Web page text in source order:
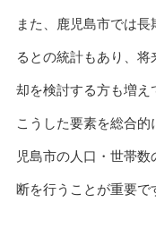
また、鹿児島市では
るとの統計もあり、
却を検討する方も増え
こうした要素を総合
児島市の人口・世帯
断を行うことが重要で